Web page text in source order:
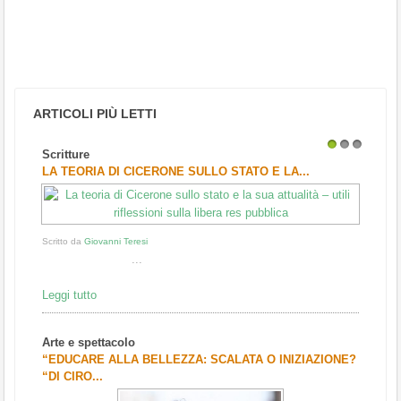
ARTICOLI PIÙ LETTI
Scritture
LA TEORIA DI CICERONE SULLO STATO E LA...
Scritto da Giovanni Teresi
Leggi tutto
Arte e spettacolo
“EDUCARE ALLA BELLEZZA: SCALATA O INIZIAZIONE?
“DI CIRO...